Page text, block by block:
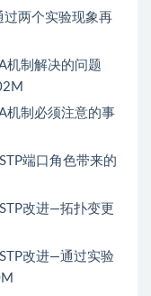
过两个实验现象再
机制解决的问题
机制必须注意的事
端口角色带来的
改进—拓扑变更
改进—通过实验